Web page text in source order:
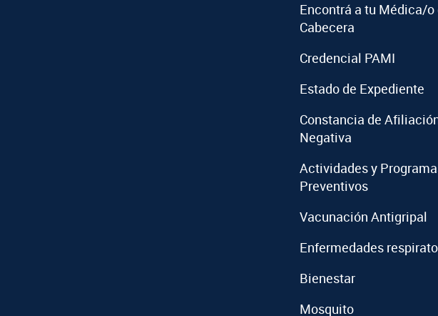
Encontrá a tu Médica/o
Cabecera
Credencial PAMI
Estado de Expediente
Constancia de
Negativa
Actividades y
Preventivos
Vacunación Antigripal
Enfermedades
Bienestar
Mosquito